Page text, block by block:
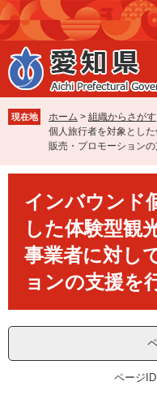
ペ
ー
ジ
の
先
で
す
メ
ニ
ュ
ー
を
ば
し
現在地 ホーム > 組織からさがす
個人旅行者を対象とし
販売・プロモーション
インバウンド
した体験型観
事業者に対し
ョンの支援を
ページ